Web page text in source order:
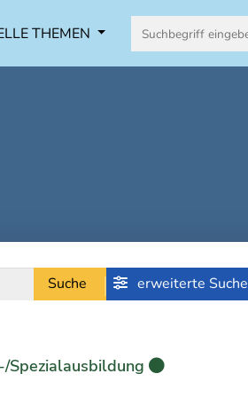
THEMEN
Suche erweiterte Suche
Spezialausbildung